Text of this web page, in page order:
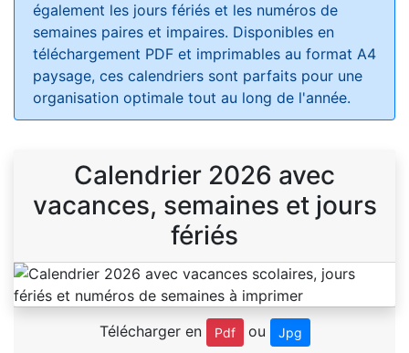
également les jours fériés et les numéros de
semaines paires et impaires. Disponibles en
téléchargement PDF et imprimables au format A4
paysage, ces calendriers sont parfaits pour une
organisation optimale tout au long de l'année.
Calendrier 2026 avec
vacances, semaines et jours
fériés
Télécharger en Pdf ou Jpg